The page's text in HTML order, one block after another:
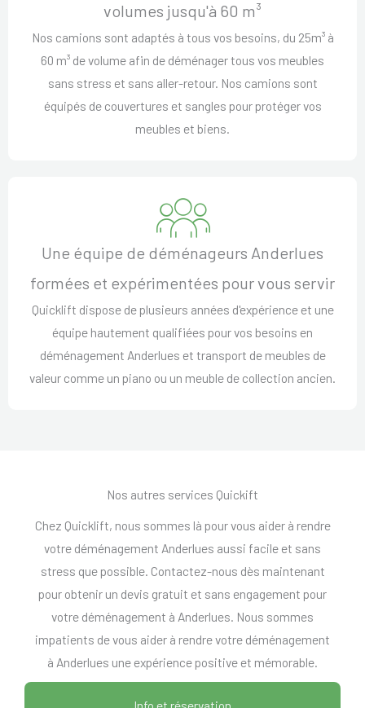
volumes jusqu'à 60 m³
Nos camions sont adaptés à tous vos besoins, du 25m³ à
60 m³ de volume afin de déménager tous vos meubles
sans stress et sans aller-retour. Nos camions sont
équipés de couvertures et sangles pour protéger vos
meubles et biens.
Une équipe de déménageurs Anderlues
formées et expérimentées pour vous servir
Quicklift dispose de plusieurs années d'expérience et une
équipe hautement qualifiées pour vos besoins en
déménagement Anderlues et transport de meubles de
valeur comme un piano ou un meuble de collection ancien.
Nos autres services Quickift
Chez Quicklift, nous sommes là pour vous aider à rendre
votre déménagement Anderlues aussi facile et sans
stress que possible. Contactez-nous dès maintenant
pour obtenir un devis gratuit et sans engagement pour
votre déménagement à Anderlues. Nous sommes
impatients de vous aider à rendre votre déménagement
à Anderlues une expérience positive et mémorable.